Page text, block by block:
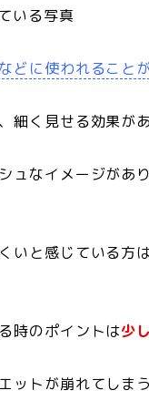
どに使われること
細く見せる効果が
ュなイメージがあ
いと感じている方
時のポイントは少
ットが崩れてしま